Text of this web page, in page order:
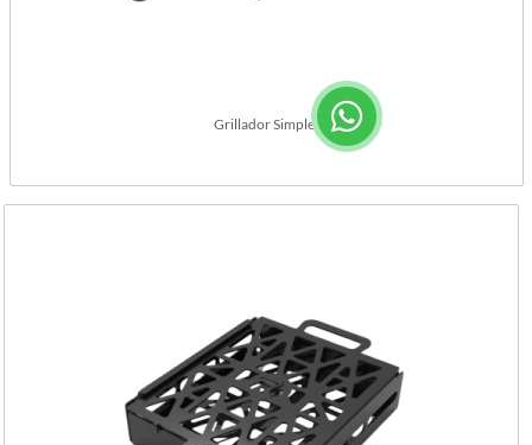
Grillador Simple.